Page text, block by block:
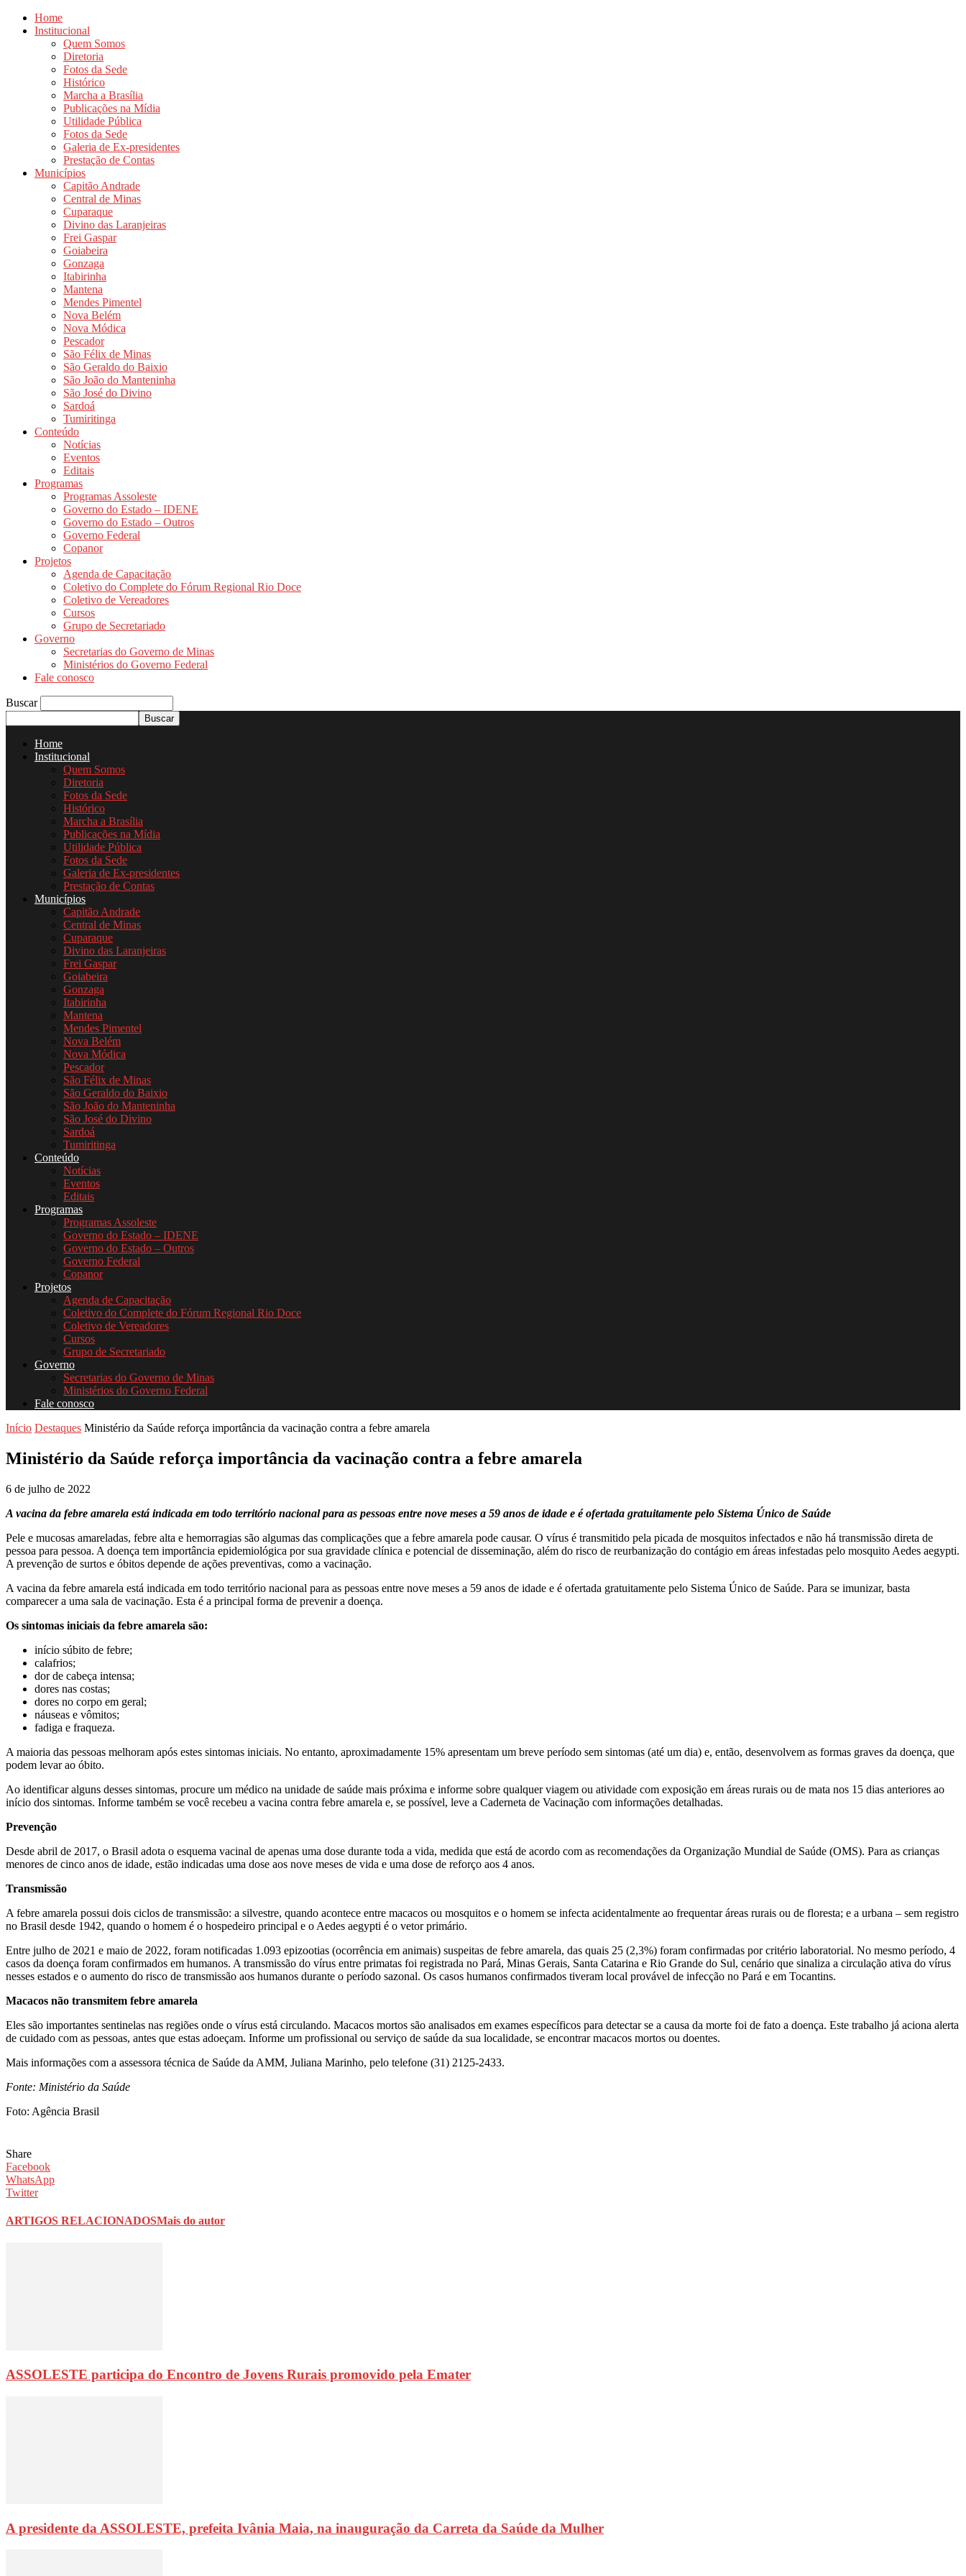
Home
Institucional
Quem Somos
Diretoria
Fotos da Sede
Histórico
Marcha a Brasília
Publicações na Mídia
Utilidade Pública
Fotos da Sede
Galeria de Ex-presidentes
Prestação de Contas
Municípios
Capitão Andrade
Central de Minas
Cuparaque
Divino das Laranjeiras
Frei Gaspar
Goiabeira
Gonzaga
Itabirinha
Mantena
Mendes Pimentel
Nova Belém
Nova Módica
Pescador
São Félix de Minas
São Geraldo do Baixio
São João do Manteninha
São José do Divino
Sardoá
Tumiritinga
Conteúdo
Notícias
Eventos
Editais
Programas
Programas Assoleste
Governo do Estado – IDENE
Governo do Estado – Outros
Governo Federal
Copanor
Projetos
Agenda de Capacitação
Coletivo do Complete do Fórum Regional Rio Doce
Coletivo de Vereadores
Cursos
Grupo de Secretariado
Governo
Secretarias do Governo de Minas
Ministérios do Governo Federal
Fale conosco
Buscar
Home
Institucional
Quem Somos
Diretoria
Fotos da Sede
Histórico
Marcha a Brasília
Publicações na Mídia
Utilidade Pública
Fotos da Sede
Galeria de Ex-presidentes
Prestação de Contas
Municípios
Capitão Andrade
Central de Minas
Cuparaque
Divino das Laranjeiras
Frei Gaspar
Goiabeira
Gonzaga
Itabirinha
Mantena
Mendes Pimentel
Nova Belém
Nova Módica
Pescador
São Félix de Minas
São Geraldo do Baixio
São João do Manteninha
São José do Divino
Sardoá
Tumiritinga
Conteúdo
Notícias
Eventos
Editais
Programas
Programas Assoleste
Governo do Estado – IDENE
Governo do Estado – Outros
Governo Federal
Copanor
Projetos
Agenda de Capacitação
Coletivo do Complete do Fórum Regional Rio Doce
Coletivo de Vereadores
Cursos
Grupo de Secretariado
Governo
Secretarias do Governo de Minas
Ministérios do Governo Federal
Fale conosco
Início Destaques Ministério da Saúde reforça importância da vacinação contra a febre amarela
Ministério da Saúde reforça importância da vacinação contra a febre amarela
6 de julho de 2022
A vacina da febre amarela está indicada em todo território nacional para as pessoas entre nove meses a 59 anos de idade e é ofertada gratuitamente pelo Sistema Único de Saúde
Pele e mucosas amareladas, febre alta e hemorragias são algumas das complicações que a febre amarela pode causar. O vírus é transmitido pela picada de mosquitos infectados e não há transmissão direta de
pessoa para pessoa. A doença tem importância epidemiológica por sua gravidade clínica e potencial de disseminação, além do risco de reurbanização do contágio em áreas infestadas pelo mosquito Aedes aegypti.
A prevenção de surtos e óbitos depende de ações preventivas, como a vacinação.
A vacina da febre amarela está indicada em todo território nacional para as pessoas entre nove meses a 59 anos de idade e é ofertada gratuitamente pelo Sistema Único de Saúde. Para se imunizar, basta
comparecer a uma sala de vacinação. Esta é a principal forma de prevenir a doença.
Os sintomas iniciais da febre amarela são:
início súbito de febre;
calafrios;
dor de cabeça intensa;
dores nas costas;
dores no corpo em geral;
náuseas e vômitos;
fadiga e fraqueza.
A maioria das pessoas melhoram após estes sintomas iniciais. No entanto, aproximadamente 15% apresentam um breve período sem sintomas (até um dia) e, então, desenvolvem as formas graves da doença, que
podem levar ao óbito.
Ao identificar alguns desses sintomas, procure um médico na unidade de saúde mais próxima e informe sobre qualquer viagem ou atividade com exposição em áreas rurais ou de mata nos 15 dias anteriores ao
início dos sintomas. Informe também se você recebeu a vacina contra febre amarela e, se possível, leve a Caderneta de Vacinação com informações detalhadas.
Prevenção
Desde abril de 2017, o Brasil adota o esquema vacinal de apenas uma dose durante toda a vida, medida que está de acordo com as recomendações da Organização Mundial de Saúde (OMS). Para as crianças
menores de cinco anos de idade, estão indicadas uma dose aos nove meses de vida e uma dose de reforço aos 4 anos.
Transmissão
A febre amarela possui dois ciclos de transmissão: a silvestre, quando acontece entre macacos ou mosquitos e o homem se infecta acidentalmente ao frequentar áreas rurais ou de floresta; e a urbana – sem registro
no Brasil desde 1942, quando o homem é o hospedeiro principal e o Aedes aegypti é o vetor primário.
Entre julho de 2021 e maio de 2022, foram notificadas 1.093 epizootias (ocorrência em animais) suspeitas de febre amarela, das quais 25 (2,3%) foram confirmadas por critério laboratorial. No mesmo período, 4
casos da doença foram confirmados em humanos. A transmissão do vírus entre primatas foi registrada no Pará, Minas Gerais, Santa Catarina e Rio Grande do Sul, cenário que sinaliza a circulação ativa do vírus
nesses estados e o aumento do risco de transmissão aos humanos durante o período sazonal. Os casos humanos confirmados tiveram local provável de infecção no Pará e em Tocantins.
Macacos não transmitem febre amarela
Eles são importantes sentinelas nas regiões onde o vírus está circulando. Macacos mortos são analisados em exames específicos para detectar se a causa da morte foi de fato a doença. Este trabalho já aciona alerta
de cuidado com as pessoas, antes que estas adoeçam. Informe um profissional ou serviço de saúde da sua localidade, se encontrar macacos mortos ou doentes.
Mais informações com a assessora técnica de Saúde da AMM, Juliana Marinho, pelo telefone (31) 2125-2433.
Fonte: Ministério da Saúde
Foto: Agência Brasil
Share
Facebook
WhatsApp
Twitter
ARTIGOS RELACIONADOSMais do autor
ASSOLESTE participa do Encontro de Jovens Rurais promovido pela Emater
A presidente da ASSOLESTE, prefeita Ivânia Maia, na inauguração da Carreta da Saúde da Mulher